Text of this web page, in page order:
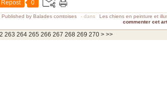
Repost 0
Published by Balades comtoises - dans
Les chiens en peinture et
commenter cet
263 264 265 266 267 268 269 270 280
290
300
400
500
600
700
800
900
1000
1100
1200
1300
1400
1500
1600
1700
1800
1900
2000
2100
2200
2300
2400
2500
2600
2700
2800
2900
3000
3100
3200
3300
3400
3500
3600
3700
> >>